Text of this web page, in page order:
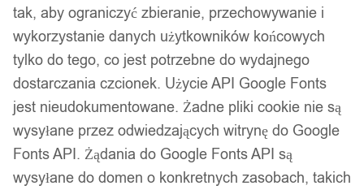
tak, aby ograniczyć zbieranie, przechowywanie i
wykorzystanie danych użytkowników końcowych
tylko do tego, co jest potrzebne do wydajnego
dostarczania czcionek. Użycie API Google Fonts
jest nieudokumentowane. Żadne pliki cookie nie są
wysyłane przez odwiedzających witrynę do Google
Fonts API. Żądania do Google Fonts API są
wysyłane do domen o konkretnych zasobach, takich